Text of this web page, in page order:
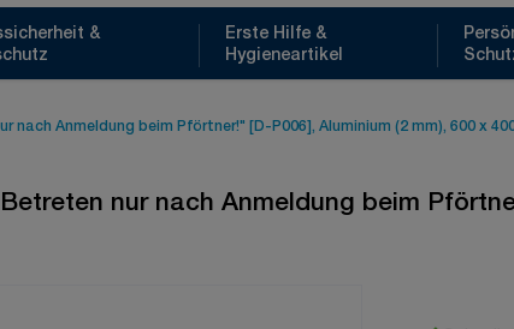
&
Erste Hilfe &
Hygieneartikel
Anmeldung beim Pförtner!" [D-P006], Aluminium (2 mm), 600 x
nur nach Anmeldung beim